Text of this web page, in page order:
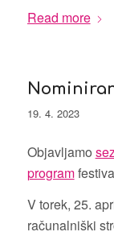
Read more
19. 4. 2023
Objavljamo
program
V torek, 25.
računalniški